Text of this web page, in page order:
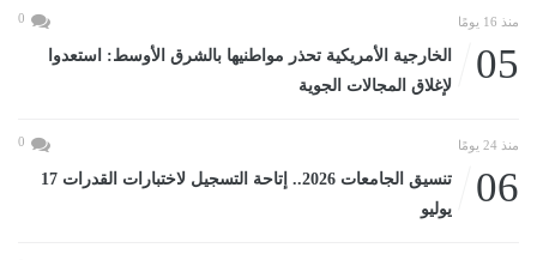
منذ 16 يومًا 0
05
الخارجية الأمريكية تحذر مواطنيها بالشرق الأوسط: استعدوا
لإغلاق المجالات الجوية
منذ 24 يومًا 0
06
تنسيق الجامعات 2026.. إتاحة التسجيل لاختبارات القدرات 17
يوليو